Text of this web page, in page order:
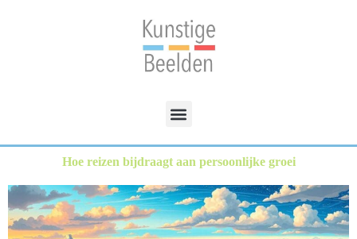
Hoe reizen bijdraagt aan persoonlijke groei